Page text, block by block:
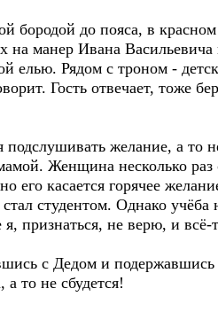
бородой до пояса, в
на манер Ивана
елью. Рядом с троном -
Гость отвечает, тоже
желание, а то
Женщина несколько
его касается горячее
студентом. Однако учёба
я, признаться, не верю, и
с Дедом и подержавшись
а то не сбудется!